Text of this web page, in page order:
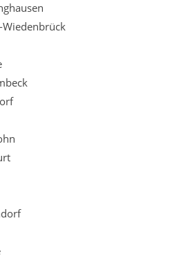
Wiedenbrück